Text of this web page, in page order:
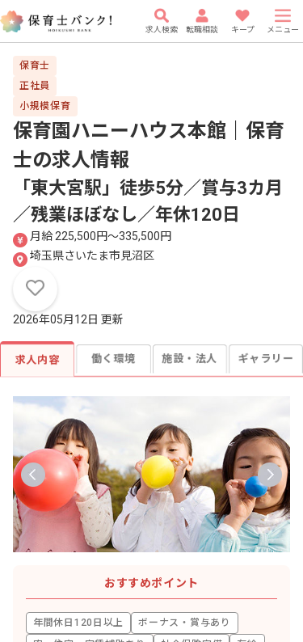
求人検索 転職相談 キープ メニュー
保育士
正社員
小規模保育
保育園ハニーハウス本館｜保育
士の求人情報
「東大宮駅」徒歩5分／賞与3カ月
／残業ほぼなし／年休120日
月給 225,500円〜335,500円
埼玉県さいたま市見沼区
2026年05月12日 更新
求人内容 働く環境 施設・法人 ギャラリー
おすすめポイント
年間休日120日以上
ボーナス・賞与あり